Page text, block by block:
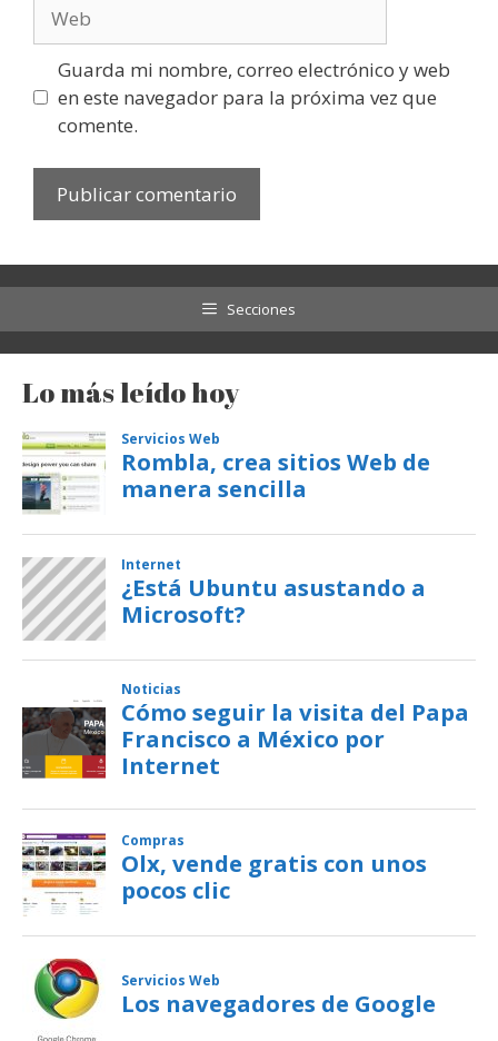
Guarda mi nombre, correo electrónico y web
en este navegador para la próxima vez que
comente.
Secciones
Lo más leído hoy